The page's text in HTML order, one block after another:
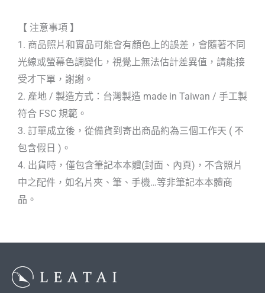
【 注意事項 】
1. 商品照片和實品可能會有顏色上的誤差，會隨著不同
光線或螢幕色調變化，視覺上無法估計差異值，請能接
受才下單，謝謝。
2. 產地 / 製造方式：台灣製造 made in Taiwan / 手工製
符合 FSC 規範。
3. 訂單成立後，從備貨到寄出商品約為三個工作天 ( 不
包含假日 )。
4. 出貨時，僅包含筆記本本體(封面、內頁)，不含照片
中之配件，如名片夾、筆、手機…等非筆記本本體商
品。